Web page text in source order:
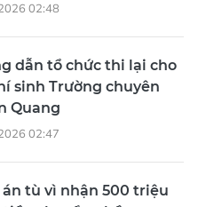
02:48
dẫn tổ chức thi lại cho
sinh Trường chuyên
Quang
02:47
án tù vì nhận 500 triệu